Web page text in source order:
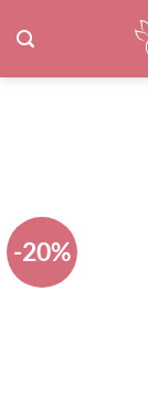
Inhalt
springen
-20%